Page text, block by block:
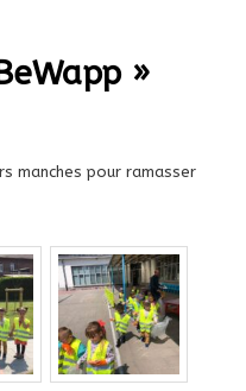
»
manches pour ramasser